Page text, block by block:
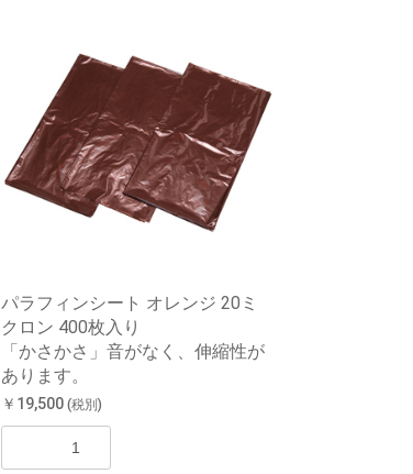
パラフィンシート オレンジ 20ミ
クロン 400枚入り
「かさかさ」音がなく、伸縮性が
あります。
￥19,500 (税別)